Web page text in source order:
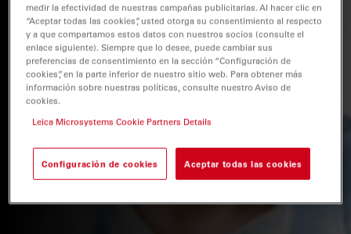
medir la efectividad de nuestras campañas publicitarias. Al hacer clic en
“Aceptar todas las cookies”, usted otorga su consentimiento al respecto
y a que compartamos estos datos con nuestros socios (consulte el
enlace siguiente). Siempre que lo desee, puede cambiar sus
preferencias de consentimiento en la sección “Configuración de
cookies”, en la parte inferior de nuestro sitio web. Para obtener más
información sobre nuestras políticas, consulte nuestro Aviso de
cookies.
Leica Microsystems Cookie Partners Details
Configuración de cookies Aceptar todas las cookies